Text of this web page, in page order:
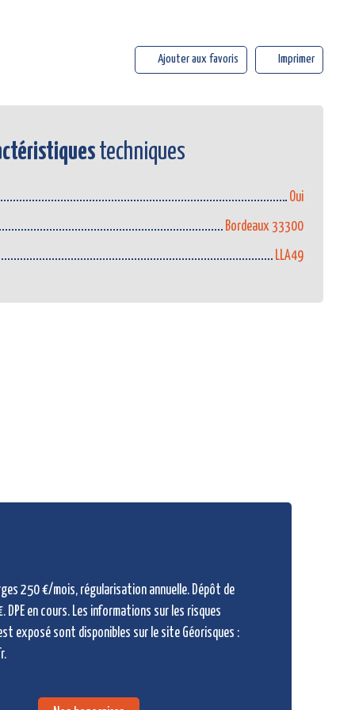
Ajouter aux favoris Imprimer
techniques
Oui
Bordeaux 33300
LLA49
250 €/mois, régularisation annuelle. Dépôt de
DPE en cours. Les informations sur les risques
exposé sont disponibles sur le site Géorisques :